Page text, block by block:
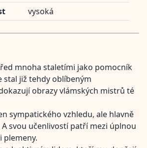
vysoká
mnoha staletími jako pomocník
stal již tehdy oblíbeným
obrazy vlámských mistrů té
sympatického vzhledu, ale hlavně
svou učenlivostí patří mezi úplnou
plemeny.